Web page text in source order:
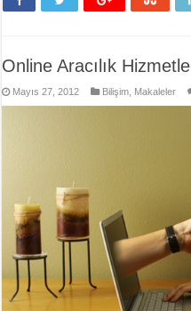
Online Aracılık
Mayıs 27, 2012 Bilişim Makaleler